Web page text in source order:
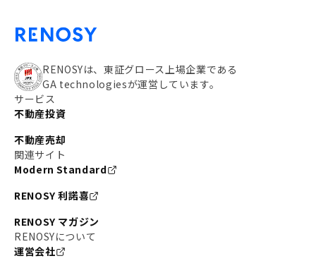
RENOSYは、東証グロース上場企業である
GA technologiesが運営しています。
サービス
不動産投資
不動産売却
関連サイト
Modern Standard
RENOSY 利諾喜
RENOSY マガジン
RENOSYについて
運営会社